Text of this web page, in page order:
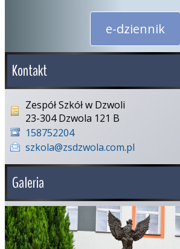
e-dziennik
Kontakt
Zespół Szkół w Dzwoli
23-304 Dzwola 121 B
158752204
szkola@zsdzwola.com.pl
Galeria